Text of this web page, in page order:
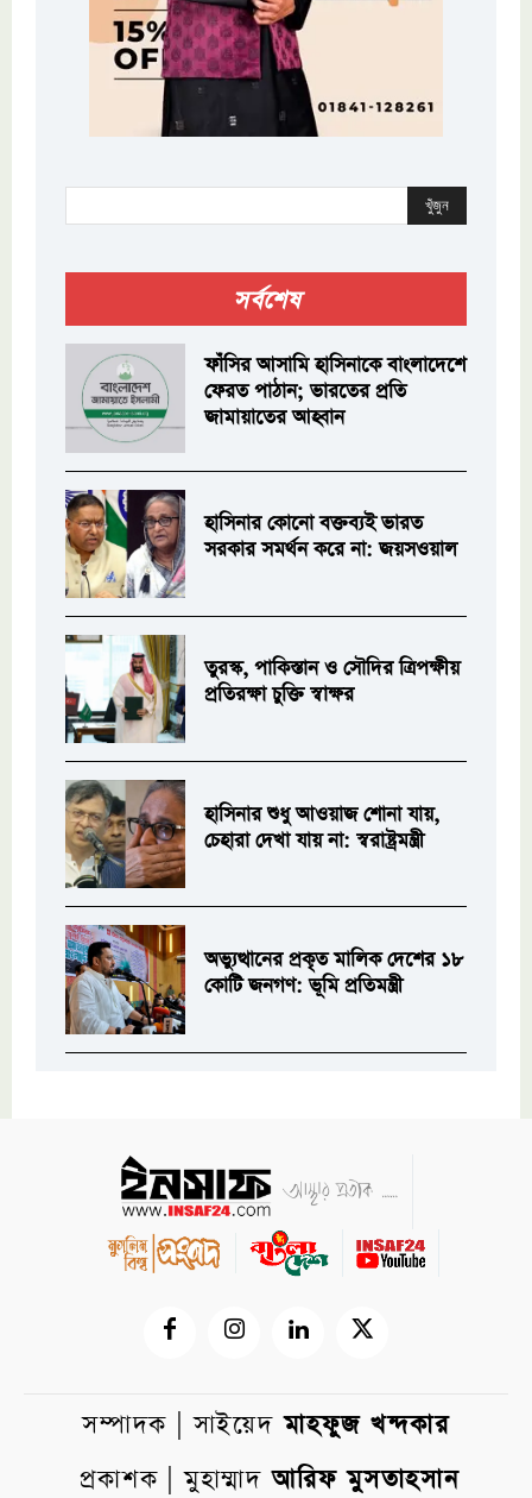
খুঁজুন
সর্বশেষ
ফাঁসির আসামি হাসিনাকে বাংলাদেশে
ফেরত পাঠান; ভারতের প্রতি
জামায়াতের আহ্বান
হাসিনার কোনো বক্তব্যই ভারত
সরকার সমর্থন করে না: জয়সওয়াল
তুরস্ক, পাকিস্তান ও সৌদির ত্রিপক্ষীয়
প্রতিরক্ষা চুক্তি স্বাক্ষর
হাসিনার শুধু আওয়াজ শোনা যায়,
চেহারা দেখা যায় না: স্বরাষ্ট্রমন্ত্রী
অভ্যুত্থানের প্রকৃত মালিক দেশের ১৮
কোটি জনগণ: ভূমি প্রতিমন্ত্রী
সম্পাদক | সাইয়েদমাহফুজ খন্দকার
প্রকাশক | মুহাম্মাদআরিফ মুসতাহসান